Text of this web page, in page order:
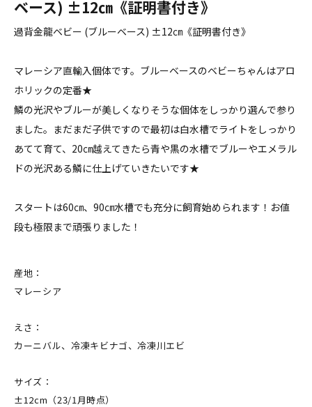
ベース) ±12㎝《証明書付き》
過背金龍ベビー (ブルーベース) ±12㎝《証明書付き》
マレーシア直輸入個体です。ブルーベースのベビーちゃんはアロ
ホリックの定番★
鱗の光沢やブルーが美しくなりそうな個体をしっかり選んで参り
ました。まだまだ子供ですので最初は白水槽でライトをしっかり
あてて育て、20㎝越えてきたら青や黒の水槽でブルーやエメラル
ドの光沢ある鱗に仕上げていきたいです★
スタートは60㎝、90㎝水槽でも充分に飼育始められます！お値
段も極限まで頑張りました！
産地：
マレーシア
えさ：
カーニバル、冷凍キビナゴ、冷凍川エビ
サイズ：
±12cm（23/1月時点）